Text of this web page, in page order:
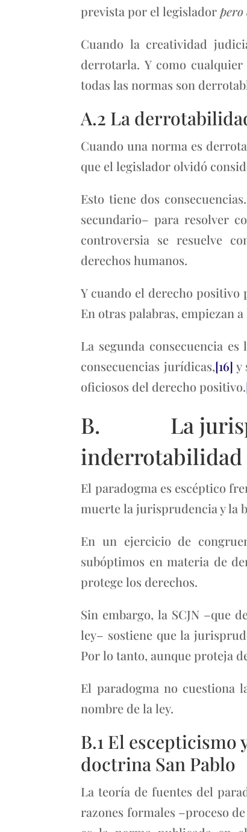
prevista por el legisladorpero
Cuando la creatividad
derrotarla. Y como
todas las normas son
A.2 La
Cuando una norma es
que el legislador olvidó
Esto tiene dos
secundario– para resolver
controversia se resuelve
derechos humanos.
Y cuando el derecho positivo
En otras palabras, empiezan
La segunda consecuencia
consecuencias jurídicas,[16] y
oficiosos del derecho positivo.
B. La
inderrotabilidad
El paradogma es escéptico
muerte la jurisprudencia y la
En un ejercicio de
subóptimos en materia de
protege los derechos.
Sin embargo, la SCJN –que
ley– sostiene que la
Por lo tanto, aunque proteja
El paradogma no
nombre de la ley.
B.1 El
doctrina San Pablo
La teoría de fuentes del
razones formales –proceso